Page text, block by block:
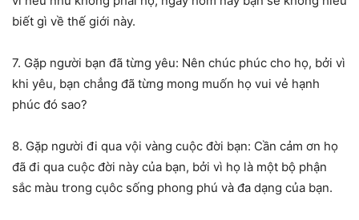
biết gì về thế giới này.
7. Gặp người bạn đã từng yêu: Nên chúc phúc cho họ, bởi vì
khi yêu, bạn chẳng đã từng mong muốn họ vui vẻ hạnh
phúc đó sao?
8. Gặp người đi qua vội vàng cuộc đời bạn: Cần cảm ơn họ
đã đi qua cuộc đời này của bạn, bởi vì họ là một bộ phận
sắc màu trong cụôc sống phong phú và đa dạng của bạn.